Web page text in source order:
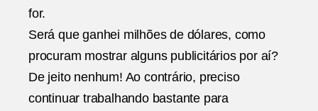
for.
Será que ganhei milhões de dólares, como
procuram mostrar alguns publicitários por aí?
De jeito nenhum! Ao contrário, preciso
continuar trabalhando bastante para